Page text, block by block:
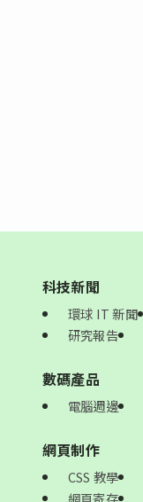
科技新聞
環球 IT 新聞
研究報告
數碼產品
電腦週邊
網頁制作
CSS 教學
網頁寄存